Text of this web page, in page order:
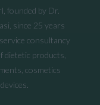
founded by Dr.
since 25 years
consultancy
dietetic products,
cosmetics